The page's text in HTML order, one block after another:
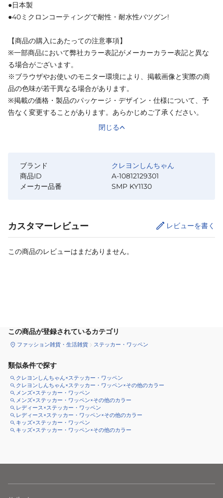
●日本製
●40ミクロンコーティングで耐性・耐水性バツグン!
【商品の購入にあたっての注意事項】
※一部商品において弊社カラー表記がメーカーカラー表記と異な
る場合がございます。
※ブラウザやお使いのモニター環境により、掲載画像と実際の商
品の色味が若干異なる場合があります。
※掲載の価格・製品のパッケージ・デザイン・仕様について、予
告なく変更することがあります。あらかじめご了承ください。
閉じる
ブランド
クレヨンしんちゃん
商品ID
A-10812129301
メーカー品番
SMP KY1130
カスタマーレビュー レビューを書く
この商品のレビューはまだありません。
この商品が登録されているカテゴリ
ファッション雑貨・生活雑貨 ステッカー・ワッペン
類似条件で探す
クレヨンしんちゃん×ステッカー・ワッペン
クレヨンしんちゃん×ステッカー・ワッペン×その他のカラー
メンズ×ステッカー・ワッペン
メンズ×ステッカー・ワッペン×その他のカラー
レディース×ステッカー・ワッペン
レディース×ステッカー・ワッペン×その他のカラー
キッズ×ステッカー・ワッペン
キッズ×ステッカー・ワッペン×その他のカラー